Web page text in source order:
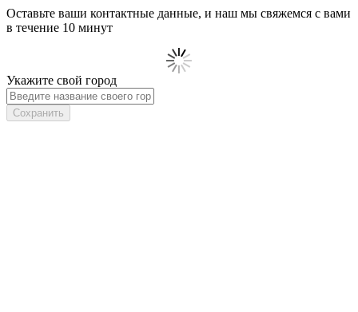
Оставьте ваши контактные данные, и наш мы свяжемся с вами
в течение 10 минут
Укажите свой город
Сохранить